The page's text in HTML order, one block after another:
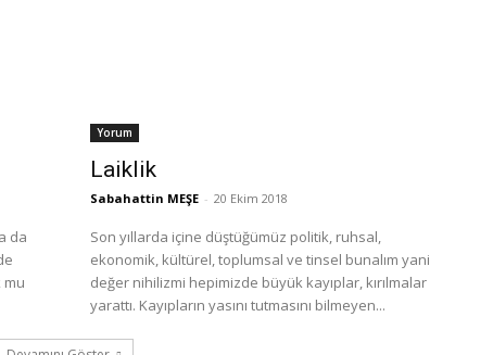
da
mu
Yorum
Laiklik
Sabahattin MEŞE - 20 Ekim 2018
Son yıllarda içine düştüğümüz politik, ruhsal,
ekonomik, kültürel, toplumsal ve tinsel bunalım yani
değer nihilizmi hepimizde büyük kayıplar, kırılmalar
yarattı. Kayıpların yasını tutmasını bilmeyen...